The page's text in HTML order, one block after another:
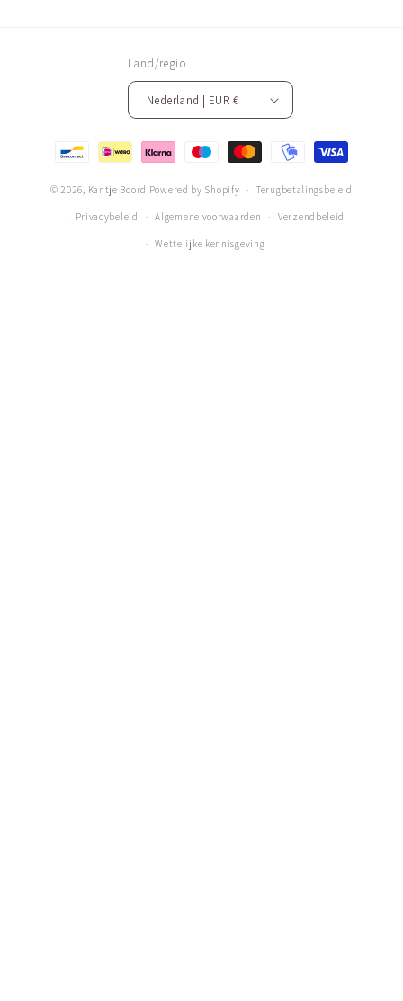
Land/regio
Nederland | EUR €
Betaalmethoden
© 2026, Kantje Boord Powered by Shopify Terugbetalingsbeleid
Privacybeleid Algemene voorwaarden Verzendbeleid
Wettelijke kennisgeving